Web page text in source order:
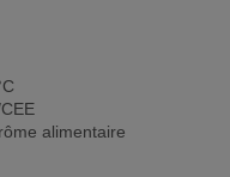
alimentaire